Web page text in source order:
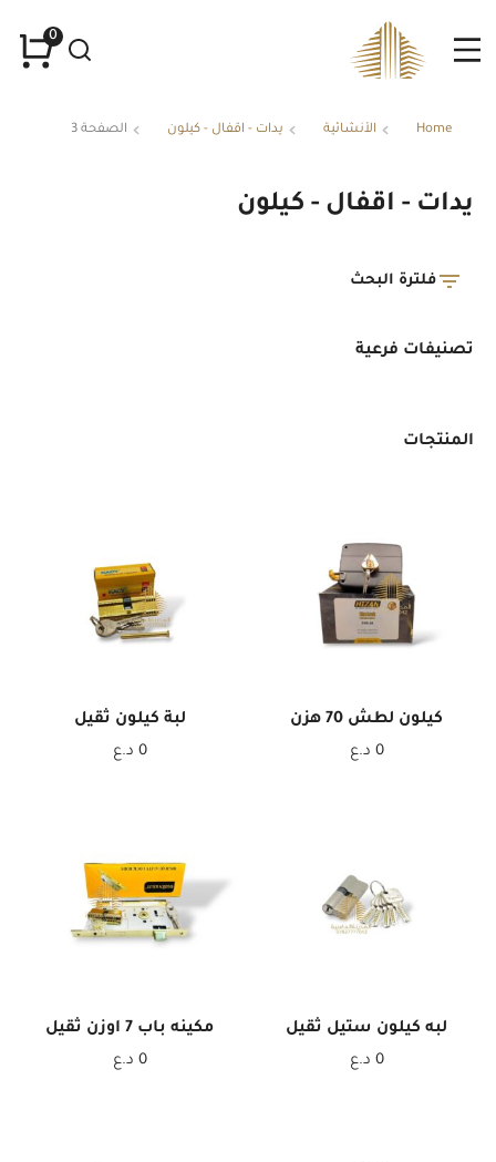
You are here:
Home الأنشائية يدات - اقفال - كيلون الصفحة 3
يدات - اقفال - كيلون
فلترة البحث
تصنيفات فرعية
المنتجات
كيلون لطش 70 هزن
0 د.ع
لبة كيلون ثقيل
0 د.ع
لبه كيلون ستيل ثقيل
0 د.ع
مكينه باب 7 اوزن ثقيل
0 د.ع